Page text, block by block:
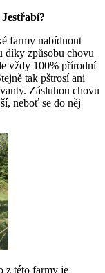
farmy nabídnout
díky způsobu chovu
vždy 100% přírodní
tak pštrosí ani
Zásluhou chovu
neboť se do něj
z této farmy je